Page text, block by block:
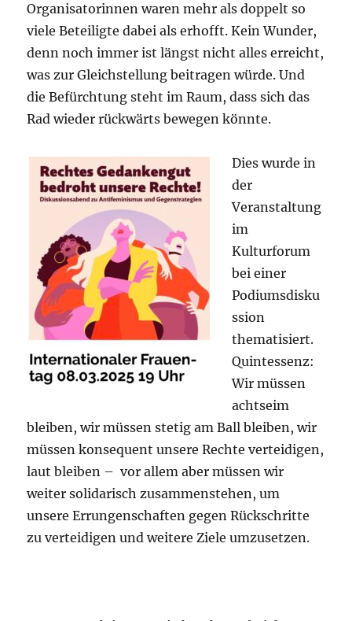
Organisatorinnen waren mehr als doppelt so
viele Beteiligte dabei als erhofft. Kein Wunder,
denn noch immer ist längst nicht alles erreicht,
was zur Gleichstellung beitragen würde. Und
die Befürchtung steht im Raum, dass sich das
Rad wieder rückwärts bewegen könnte.
Dies wurde in
der
Veranstaltung
im
Kulturforum
bei einer
Podiumsdisku
ssion
thematisiert.
Quintessenz:
Wir müssen
achtseim
bleiben, wir müssen stetig am Ball bleiben, wir
müssen konsequent unsere Rechte verteidigen,
laut bleiben – vor allem aber müssen wir
weiter solidarisch zusammenstehen, um
unsere Errungenschaften gegen Rückschritte
zu verteidigen und weitere Ziele umzusetzen.